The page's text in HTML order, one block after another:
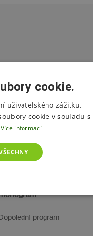
umí předat techniku
přirozeně a bez
program
cookie.
uživatelského zážitku.
cookie v souladu s
Více informací